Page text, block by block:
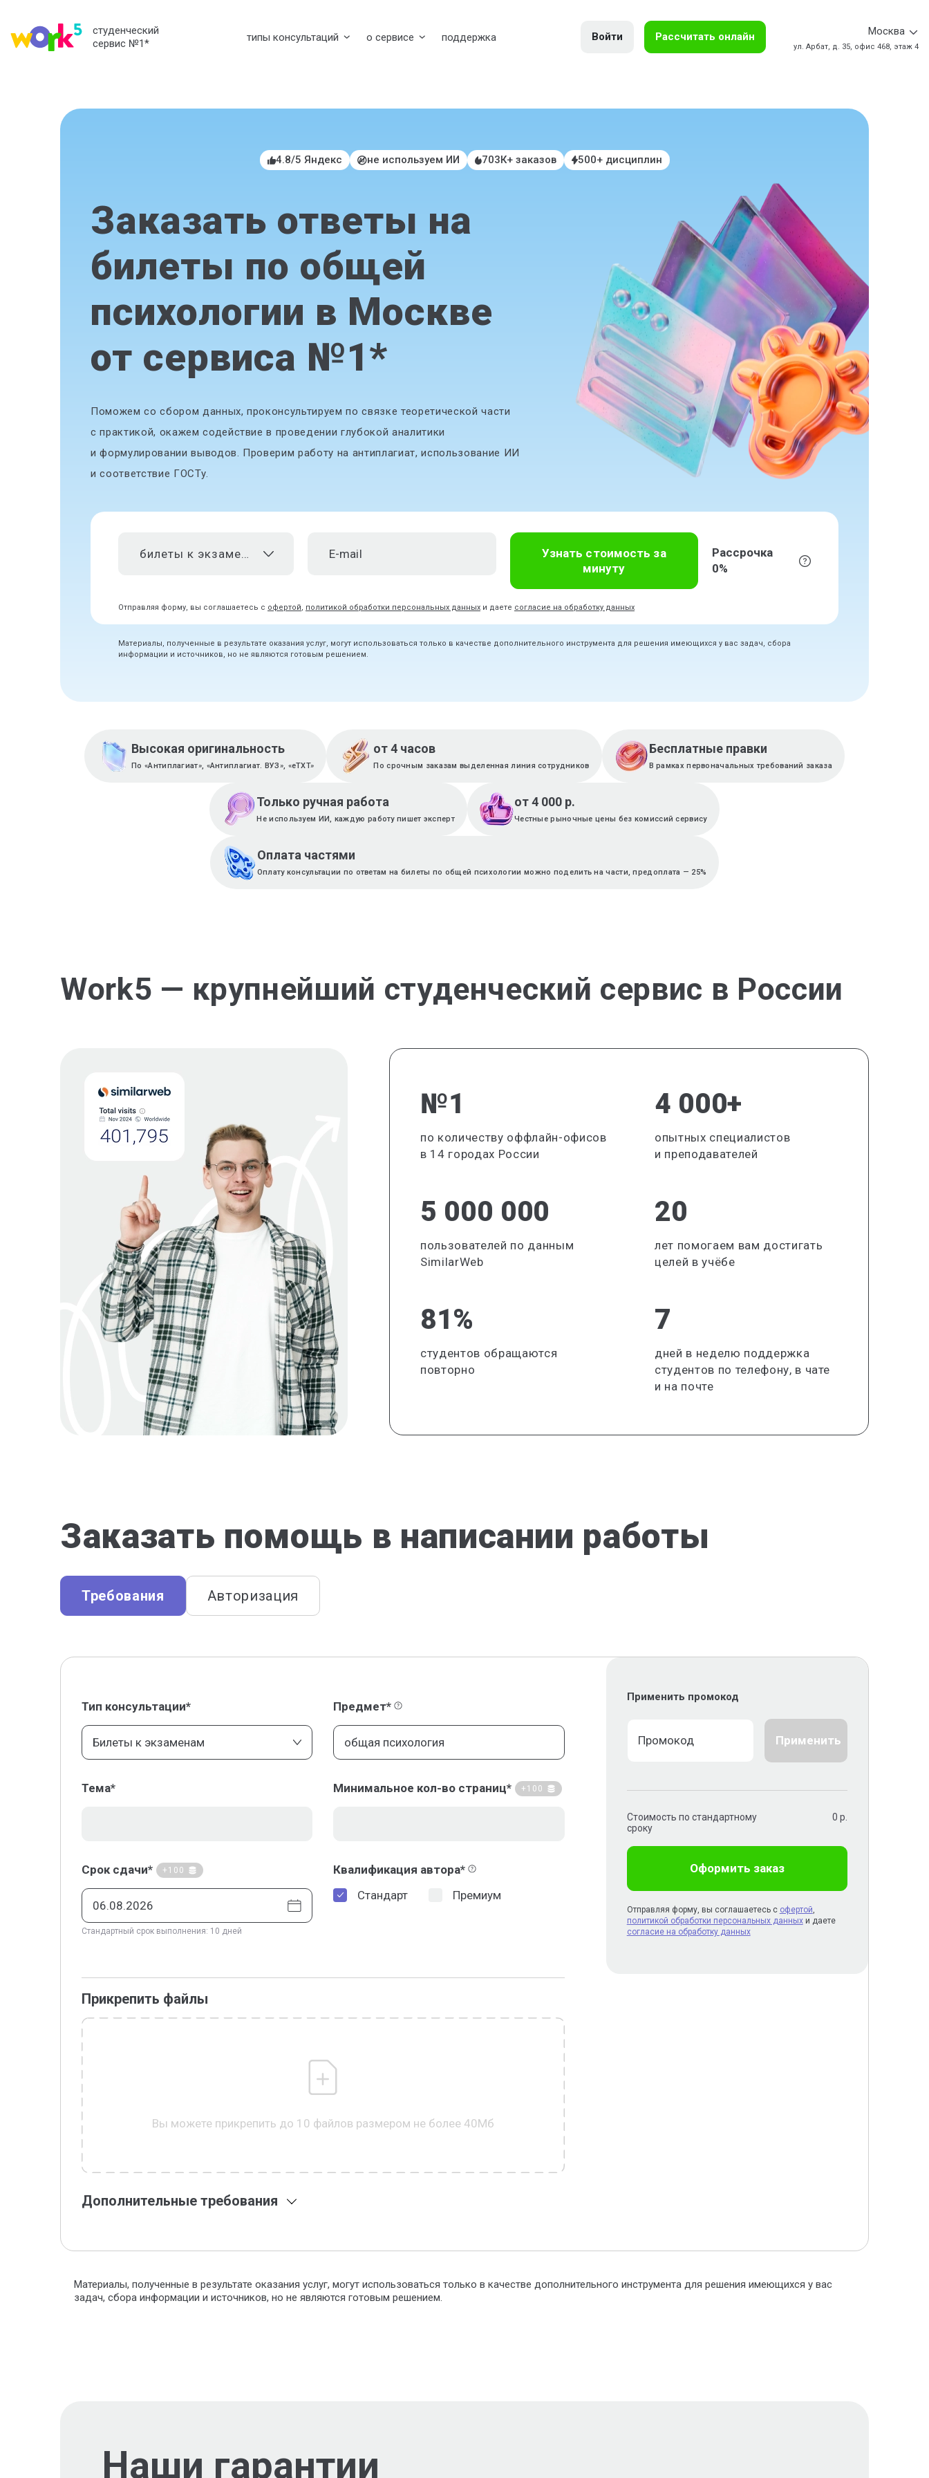
студенческий
сервис №1* типы консультаций о сервисе поддержка Войти Рассчитать онлайн Москва
ул. Арбат, д. 35, офис 468, этаж 4
4.8/5 Яндекс не используем ИИ 703К+ заказов 500+ дисциплин
Заказать ответы на
билеты по общей
психологии в Москве
от сервиса №1*
Поможем со сбором данных, проконсультируем по связке теоретической части
с практикой, окажем содействие в проведении глубокой аналитики
и формулировании выводов. Проверим работу на антиплагиат, использование ИИ
и соответствие ГОСТу.
билеты к экзаменам
Узнать стоимость за
минуту
Рассрочка
0%
Отправляя форму, вы соглашаетесь с офертой, политикой обработки персональных данных и даете согласие на обработку данных
Материалы, полученные в результате оказания услуг, могут использоваться только в качестве дополнительного инструмента для решения имеющихся у вас задач, сбора
информации и источников, но не являются готовым решением.
Высокая оригинальность
По «Антиплагиат», «Антиплагиат. ВУЗ», «eTXT»
от 4 часов
По срочным заказам выделенная линия сотрудников
Бесплатные правки
В рамках первоначальных требований заказа
Только ручная работа
Не используем ИИ, каждую работу пишет эксперт
от 4 000 р.
Честные рыночные цены без комиссий сервису
Оплата частями
Оплату консультации по ответам на билеты по общей психологии можно поделить на части, предоплата — 25%
Work5 — крупнейший студенческий сервис в России
№1
по количеству оффлайн-офисов
в 14 городах России
4 000+
опытных специалистов
и преподавателей
5 000 000
пользователей по данным
SimilarWeb
20
лет помогаем вам достигать
целей в учёбе
81%
студентов обращаются
повторно
7
дней в неделю поддержка
студентов по телефону, в чате
и на почте
Заказать помощь в написании работы
Требования Авторизация
Тип консультации*
Билеты к экзаменам
Предмет*
Тема* Минимальное кол-во страниц* +100
Срок сдачи* +100
Стандартный срок выполнения: 10 дней
Квалификация автора*
Стандарт
Премиум
Прикрепить файлы
Вы можете прикрепить до 10 файлов размером не более 40Мб
Дополнительные требования
Применить промокод
Применить
Стоимость по стандартному
сроку
0 р.
Оформить заказ
Отправляя форму, вы соглашаетесь с офертой,
политикой обработки персональных данныхи даете
согласие на обработку данных
Материалы, полученные в результате оказания услуг, могут использоваться только в качестве дополнительного инструмента для решения имеющихся у вас
задач, сбора информации и источников, но не являются готовым решением.
Наши гарантии